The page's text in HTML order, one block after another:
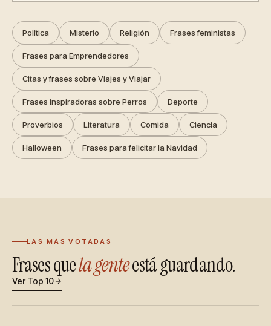
Política Misterio Religión Frases feministas
Frases para Emprendedores
Citas y frases sobre Viajes y Viajar
Frases inspiradoras sobre Perros Deporte
Proverbios Literatura Comida Ciencia
Halloween Frases para felicitar la Navidad
LAS MÁS VOTADAS
Frases quela genteestá guardando.
Ver Top 10